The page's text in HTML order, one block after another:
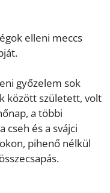
elleni meccs
győzelem sok
között született, volt
a többi
cseh és a svájci
pihenő nélkül